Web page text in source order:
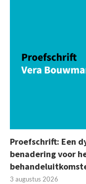
Proefschrift: Een
benadering voor
3 augustus 2026